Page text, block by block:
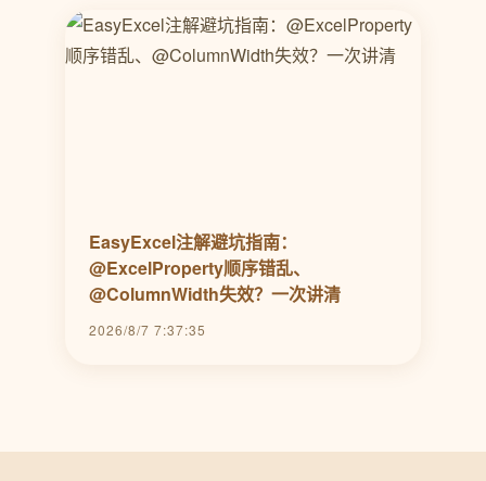
EasyExcel注解避坑指南：
@ExcelProperty顺序错乱、
@ColumnWidth失效？一次讲清
2026/8/7 7:37:35